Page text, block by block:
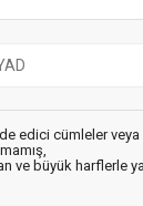
edici cümleler veya
ve büyük harflerle